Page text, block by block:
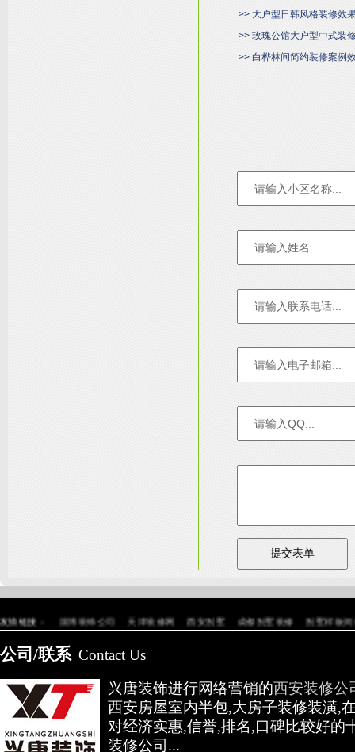
>> 大户型日韩风格装修效
>> 玫瑰公馆大户型中式装
>> 白桦林间简约装修案例
友情链接： 淄博装饰公司 天津装修网 西安别墅 成都别墅装修 别墅样板
高低压开关柜通电试验台
公司/联系 Contact Us
兴唐装饰进行网络营销的西安装修公
西安房屋室内半包,大房子装修装潢,
对经济实惠,信誉,排名,口碑比较好的
装修公司...